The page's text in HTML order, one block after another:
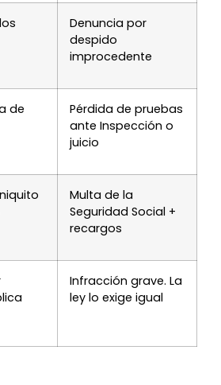
Denuncia por
despido
improcedente
de
Pérdida de pruebas
ante Inspección o
juicio
Multa de la
Seguridad Social +
recargos
Infracción grave. La
ley lo exige igual